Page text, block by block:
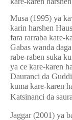
Musa (1995) ya
karin harshen
fara rarraba kare-
Gabas wanda
rabe-raben suka
ya ce kare-karen
Dauranci da
kuma kare-karen
Katsinanci da
Jaggar (2001) ya